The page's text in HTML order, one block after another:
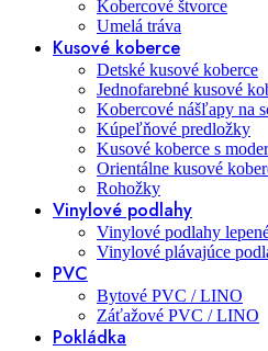
Kobercové štvorce
Umelá tráva
Kusové koberce
Detské kusové koberce
Jednofarebné kusové
Kobercové nášľapy na
Kúpeľňové predložky
Kusové koberce s
Orientálne kusové
Rohožky
Vinylové podlahy
Vinylové podlahy
Vinylové plávajúce
PVC
Bytové PVC / LINO
Záťažové PVC / LINO
Pokládka